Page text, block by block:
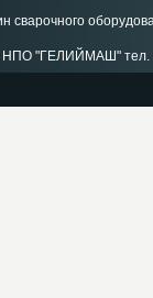
НПО "ГЕЛИЙМАШ"